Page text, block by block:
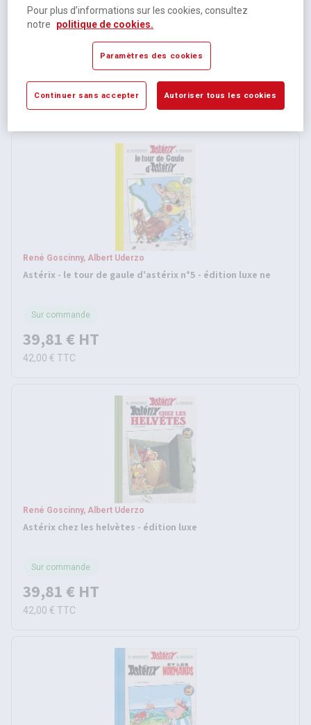
Violet Chan Karim
La colo des vampires
18,95 €HT
19,99 €
René Goscinny, Albert Uderzo
Astérix - le tour de gaule d'astérix n°5 - édition luxe ne
Sur commande
39,81 € HT
42,00 € TTC
René Goscinny, Albert Uderzo
Astérix chez les helvètes - édition luxe
Sur commande
39,81 € HT
42,00 € TTC
Pour plus d’informations sur les cookies, consultez
notre
politique de cookies.
Paramètres des cookies
Continuer sans accepter Autoriser tous les cookies